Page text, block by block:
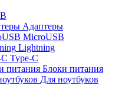
Адаптеры
MicroUSB
Lightning
Type-C
Блоки питания
Для ноутбуков